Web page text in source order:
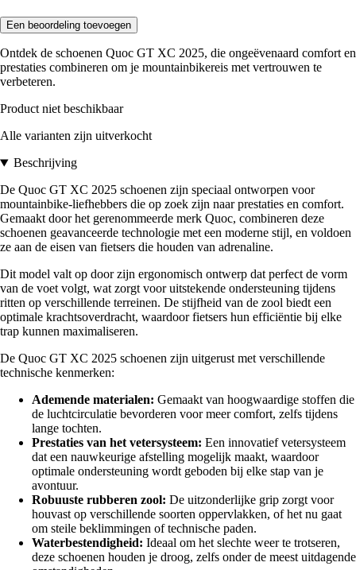
Een beoordeling toevoegen
Ontdek de schoenen Quoc GT XC 2025, die ongeëvenaard comfort en
prestaties combineren om je mountainbikereis met vertrouwen te
verbeteren.
Product niet beschikbaar
Alle varianten zijn uitverkocht
Beschrijving
De Quoc GT XC 2025 schoenen zijn speciaal ontworpen voor
mountainbike-liefhebbers die op zoek zijn naar prestaties en comfort.
Gemaakt door het gerenommeerde merk Quoc, combineren deze
schoenen geavanceerde technologie met een moderne stijl, en voldoen
ze aan de eisen van fietsers die houden van adrenaline.
Dit model valt op door zijn ergonomisch ontwerp dat perfect de vorm
van de voet volgt, wat zorgt voor uitstekende ondersteuning tijdens
ritten op verschillende terreinen. De stijfheid van de zool biedt een
optimale krachtsoverdracht, waardoor fietsers hun efficiëntie bij elke
trap kunnen maximaliseren.
De Quoc GT XC 2025 schoenen zijn uitgerust met verschillende
technische kenmerken:
Ademende materialen: Gemaakt van hoogwaardige stoffen die
de luchtcirculatie bevorderen voor meer comfort, zelfs tijdens
lange tochten.
Prestaties van het vetersysteem: Een innovatief vetersysteem
dat een nauwkeurige afstelling mogelijk maakt, waardoor
optimale ondersteuning wordt geboden bij elke stap van je
avontuur.
Robuuste rubberen zool: De uitzonderlijke grip zorgt voor
houvast op verschillende soorten oppervlakken, of het nu gaat
om steile beklimmingen of technische paden.
Waterbestendigheid: Ideaal om het slechte weer te trotseren,
deze schoenen houden je droog, zelfs onder de meest uitdagende